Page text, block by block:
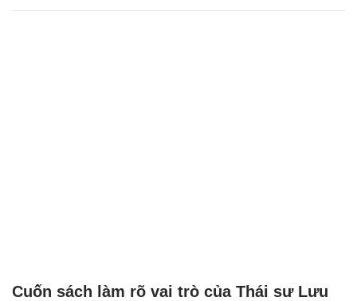
Cuốn sách làm rõ vai trò của Thái sư Lưu